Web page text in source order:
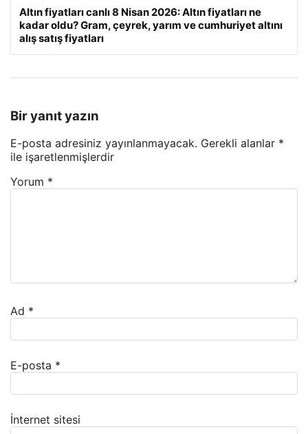
Altın fiyatları canlı 8 Nisan 2026: Altın fiyatları ne
kadar oldu? Gram, çeyrek, yarım ve cumhuriyet altını
alış satış fiyatları
Bir yanıt yazın
E-posta adresiniz yayınlanmayacak. Gerekli alanlar *
ile işaretlenmişlerdir
Yorum *
Ad *
E-posta *
İnternet sitesi